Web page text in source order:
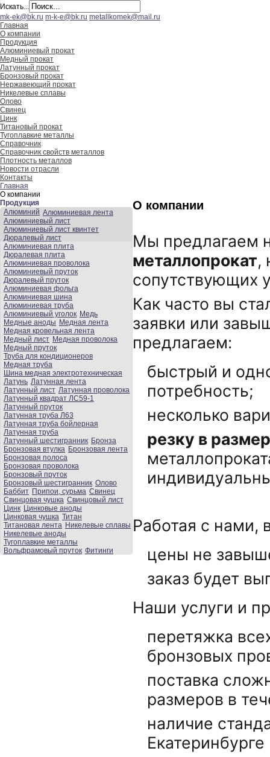
Искать...
mk-ek@bk.ru m-k-e@bk.ru metallkomek@mail.ru
Главная
О компании
Продукция
Алюминиевый прокат
Медный прокат
Латунный прокат
Бронзовый прокат
Нержавеющий прокат
Никелевые сплавы
Олово
Свинец
Цинк
Титановый прокат
Тугоплавкие металлы
Справочник
Справочник свойств металлов
Плотность металлов
Новости отрасли
Контакты
Главная
О компании
Продукция
Алюминий Алюминиевая лента
Алюминиевый лист
Алюминиевый лист квинтет
Дюралевый лист
Алюминиевая плита
Дюралевая плита
Алюминиевая проволока
Алюминиевый пруток
Дюралевый пруток
Алюминиевая фольга
Алюминиевая шина
Алюминиевая труба
Алюминиевый уголок Медь
Медные аноды Медная лента
Медная кровельная лента
Медный лист Медная проволока
Медный пруток
Труба для кондиционеров
Медная труба
Шина медная электротехническая
Латунь Латунная лента
Латунный лист Латунная проволока
Латунный квадрат ЛС59-1
Латунный пруток
Латунная труба Л63
Латунная труба бойлерная
Латунная труба
Латунный шестигранник Бронза
Бронзовая втулка Бронзовая лента
Бронзовая полоса
Бронзовая проволока
Бронзовый пруток
Бронзовый шестигранник Олово
Баббит Припои, сурьма Свинец
Свинцовая чушка Свинцовый лист
Цинк Цинковые аноды
Цинковая чушка Титан
Титановая лента Никелевые сплавы
Никелевые аноды
Тугоплавкие металлы
Вольфрамовый пруток Фитинги
О компании
Мы предлагаем
металлопрокат,
сопутствующих
Как часто вы
заявки или
предлагаем:
быстрый и
потребность;
несколько
резку в размер
Работая с нами,
цены не
заказ будет
Наши услуги и
перетяжка
бронзовых
поставка
размеров в
наличие